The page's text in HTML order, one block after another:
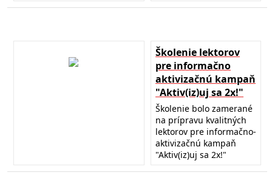
Školenie lektorov
pre informačno
aktivizačnú kampaň
"Aktiv(iz)uj sa 2x!"
Školenie bolo zamerané
na prípravu kvalitných
lektorov pre informačno-
aktivizačnú kampaň
"Aktiv(iz)uj sa 2x!"